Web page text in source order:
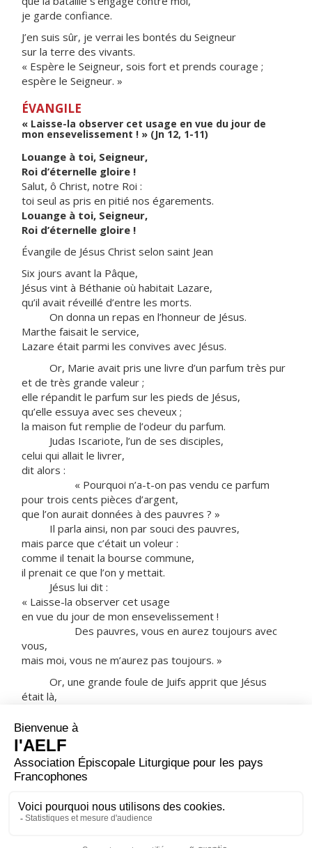
je garde confiance.
J’en suis sûr, je verrai les bontés du Seigneur
sur la terre des vivants.
« Espère le Seigneur, sois fort et prends courage ;
espère le Seigneur. »
ÉVANGILE
« Laisse-la observer cet usage en vue du jour de
mon ensevelissement ! » (Jn 12, 1-11)
Louange à toi, Seigneur,
Roi d’éternelle gloire !
Salut, ô Christ, notre Roi :
toi seul as pris en pitié nos égarements.
Louange à toi, Seigneur,
Roi d’éternelle gloire !
Évangile de Jésus Christ selon saint Jean
Six jours avant la Pâque,
Jésus vint à Béthanie où habitait Lazare,
qu’il avait réveillé d’entre les morts.
On donna un repas en l’honneur de Jésus.
Marthe faisait le service,
Lazare était parmi les convives avec Jésus.
Or, Marie avait pris une livre d’un parfum très pur
et de très grande valeur ;
elle répandit le parfum sur les pieds de Jésus,
qu’elle essuya avec ses cheveux ;
la maison fut remplie de l’odeur du parfum.
Judas Iscariote, l’un de ses disciples,
celui qui allait le livrer,
dit alors :
« Pourquoi n’a-t-on pas vendu ce parfum
pour trois cents pièces d’argent,
que l’on aurait données à des pauvres ? »
Il parla ainsi, non par souci des pauvres,
mais parce que c’était un voleur :
comme il tenait la bourse commune,
il prenait ce que l’on y mettait.
Jésus lui dit :
« Laisse-la observer cet usage
en vue du jour de mon ensevelissement !
Des pauvres, vous en aurez toujours avec
vous,
mais moi, vous ne m’aurez pas toujours. »
Or, une grande foule de Juifs apprit que Jésus
était là,
mais aussi pour voir ce Lazare
qu’il avait réveillé d’entre les morts.
Les grands prêtres décidèrent alors
de tuer aussi Lazare,
parce que beaucoup de Juifs, à cause de lui,
s’en allaient, et croyaient en Jésus.
– Acclamons la Parole de Dieu.